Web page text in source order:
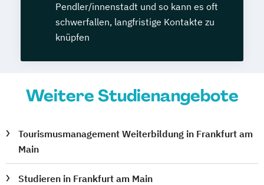
Pendler/innenstadt und so kann es oft
schwerfallen, langfristige Kontakte zu
knüpfen
Weitere Studienangebote
Tourismusmanagement Weiterbildung in Frankfurt am
Main
Studieren in Frankfurt am Main